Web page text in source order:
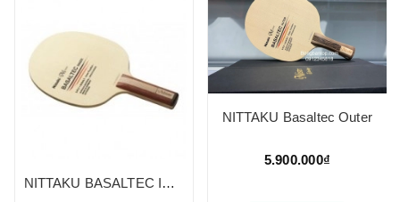
NITTAKU BASALTEC INNER
NITTAKU Basaltec Outer
5.900.000₫